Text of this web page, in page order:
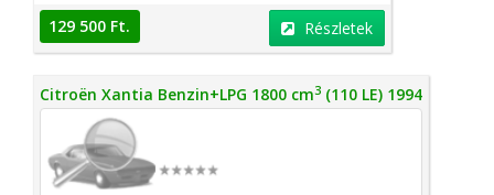
129 500 Ft. Részletek
Citroën Xantia Benzin+LPG 1800 cm3 (110 LE) 1994